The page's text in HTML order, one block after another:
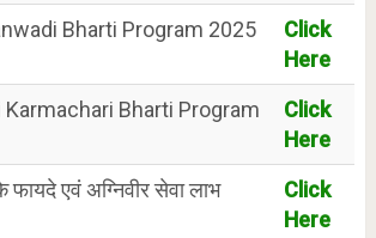
Bharti Program 2025
Click
Here
Bharti Program
Click
Here
फायदे एवं अग्निवीर सेवा लाभ
Click
Here